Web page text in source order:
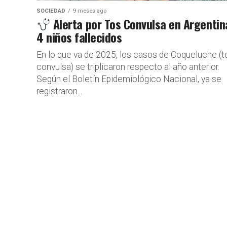
SOCIEDAD 9 meses ago
Alerta por Tos Convulsa en
4 niños fallecidos
En lo que va de 2025, los casos de Coqueluche
convulsa) se triplicaron respecto al año anterior.
Según el Boletín Epidemiológico Nacional, ya se
registraron...